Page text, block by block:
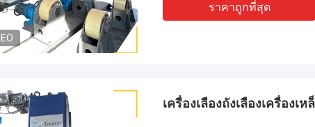
ราคาถูกที่สุด
เครื่องเลืองถังเลืองเครื่อง